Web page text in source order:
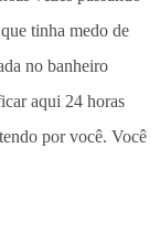
tinha medo de
no banheiro
aqui 24 horas
por você. Você